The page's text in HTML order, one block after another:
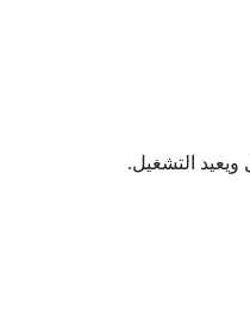
التشغيل.